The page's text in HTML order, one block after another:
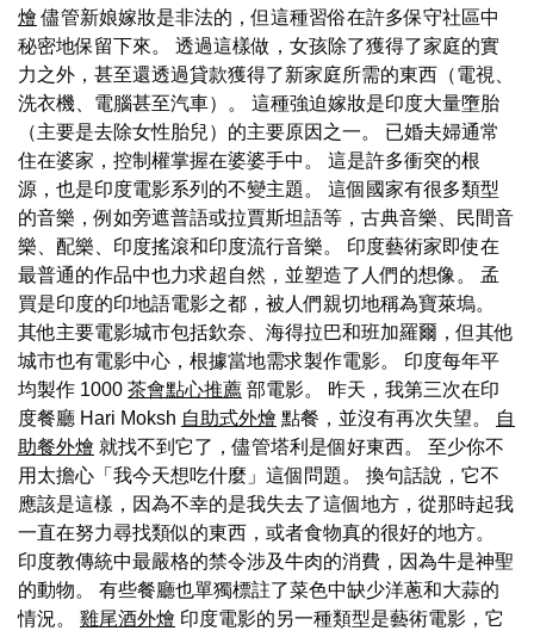
燴 儘管新娘嫁妝是非法的，但這種習俗在許多保守社區中
秘密地保留下來。 透過這樣做，女孩除了獲得了家庭的實
力之外，甚至還透過貸款獲得了新家庭所需的東西（電視、
洗衣機、電腦甚至汽車）。 這種強迫嫁妝是印度大量墮胎
（主要是去除女性胎兒）的主要原因之一。 已婚夫婦通常
住在婆家，控制權掌握在婆婆手中。 這是許多衝突的根
源，也是印度電影系列的不變主題。 這個國家有很多類型
的音樂，例如旁遮普語或拉賈斯坦語等，古典音樂、民間音
樂、配樂、印度搖滾和印度流行音樂。 印度藝術家即使在
最普通的作品中也力求超自然，並塑造了人們的想像。 孟
買是印度的印地語電影之都，被人們親切地稱為寶萊塢。
其他主要電影城市包括欽奈、海得拉巴和班加羅爾，但其他
城市也有電影中心，根據當地需求製作電影。 印度每年平
均製作 1000 茶會點心推薦 部電影。 昨天，我第三次在印
度餐廳 Hari Moksh 自助式外燴 點餐，並沒有再次失望。
自
助餐外燴 就找不到它了，儘管塔利是個好東西。 至少你不
用太擔心「我今天想吃什麼」這個問題。 換句話說，它不
應該是這樣，因為不幸的是我失去了這個地方，從那時起我
一直在努力尋找類似的東西，或者食物真的很好的地方。
印度教傳統中最嚴格的禁令涉及牛肉的消費，因為牛是神聖
的動物。 有些餐廳也單獨標註了菜色中缺少洋蔥和大蒜的
情況。 雞尾酒外燴 印度電影的另一種類型是藝術電影，它